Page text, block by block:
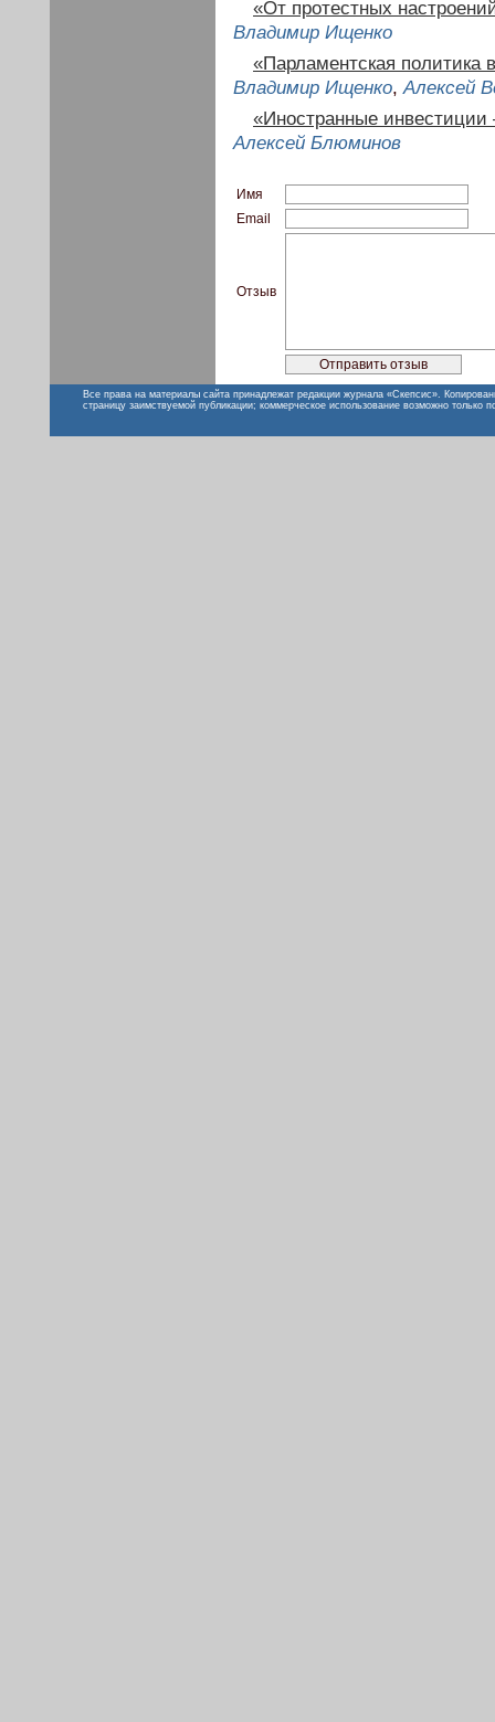
«От протестных
Владимир Ищенко
«Парламентская политика
Владимир Ищенко,Алексей
«Иностранные инвестиции
Алексей Блюминов
Имя
Email
Отзыв
Все права на материалы сайта принадлежат редакции журнала «Скепсис».
страницу заимствуемой публикации; коммерческое использование возможно только